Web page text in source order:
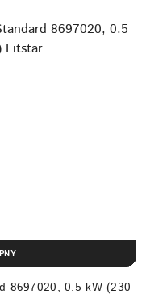
8697020, 0.5 kW (230